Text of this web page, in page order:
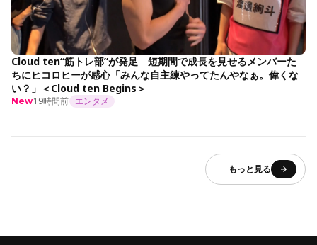
Cloud ten“筋トレ部”が発足 短期間で成長を見せるメンバーた
ちにヒコロヒーが感心「みんな自主練やってたんやなぁ。偉くな
い？」＜Cloud ten Begins＞
New19時間前 エンタメ
もっと見る